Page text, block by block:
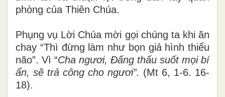
phòng của Thiên Chúa.
Phụng vụ Lời Chúa mời gọi chúng ta khi ăn
chay “Thì đừng làm như bọn giả hình thiểu
não”. Vì “Cha ngươi, Ðấng thấu suốt mọi bí
ẩn, sẽ trả công cho ngươi”. (Mt 6, 1-6. 16-
18).